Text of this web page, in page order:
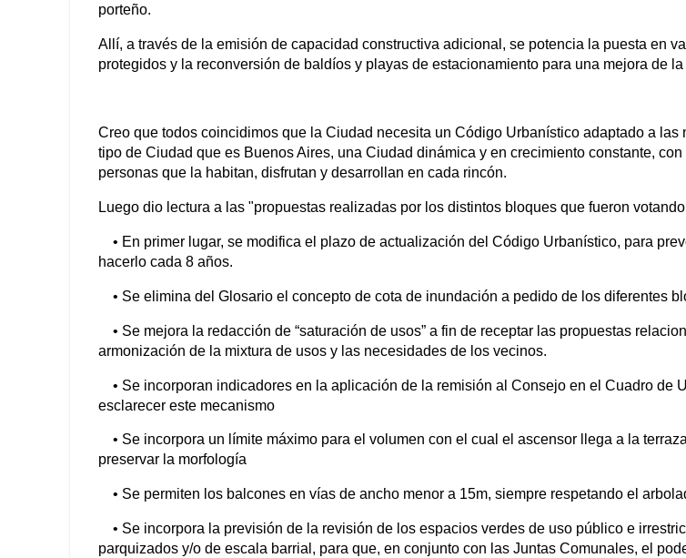
porteño.
Allí, a través de la emisión de capacidad constructiva adicional, se potencia la puesta en
protegidos y la reconversión de baldíos y playas de estacionamiento para una mejora de
Creo que todos coincidimos que la Ciudad necesita un Código Urbanístico adaptado a las
tipo de Ciudad que es Buenos Aires, una Ciudad dinámica y en crecimiento constante,
personas que la habitan, disfrutan y desarrollan en cada rincón.
Luego dio lectura a las "propuestas realizadas por los distintos bloques que fueron
• En primer lugar, se modifica el plazo de actualización del Código Urbanístico, para
hacerlo cada 8 años.
• Se elimina del Glosario el concepto de cota de inundación a pedido de los diferentes
• Se mejora la redacción de “saturación de usos” a fin de receptar las propuestas
armonización de la mixtura de usos y las necesidades de los vecinos.
• Se incorporan indicadores en la aplicación de la remisión al Consejo en el Cuadro de
esclarecer este mecanismo
• Se incorpora un límite máximo para el volumen con el cual el ascensor llega a la
preservar la morfología
• Se permiten los balcones en vías de ancho menor a 15m, siempre respetando el
• Se incorpora la previsión de la revisión de los espacios verdes de uso público e
parquizados y/o de escala barrial, para que, en conjunto con las Juntas Comunales, el